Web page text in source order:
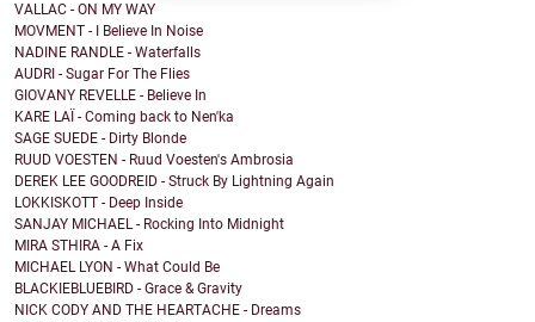
VALLAC - ON MY WAY
MOVMENT - I Believe In Noise
NADINE RANDLE - Waterfalls
AUDRI - Sugar For The Flies
GIOVANY REVELLE - Believe In
KARE LAÏ - Coming back to Nen'ka
SAGE SUEDE - Dirty Blonde
RUUD VOESTEN - Ruud Voesten's Ambrosia
DEREK LEE GOODREID - Struck By Lightning Again
LOKKISKOTT - Deep Inside
SANJAY MICHAEL - Rocking Into Midnight
MIRA STHIRA - A Fix
MICHAEL LYON - What Could Be
BLACKIEBLUEBIRD - Grace & Gravity
NICK CODY AND THE HEARTACHE - Dreams